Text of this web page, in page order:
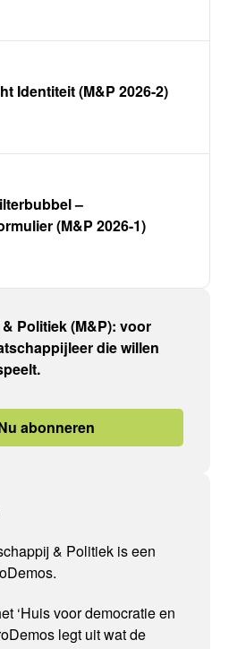
Identiteit (M&P 2026-2)
–
(M&P 2026-1)
Politiek (M&P): voor
die willen
abonneren
& Politiek is een
‘Huis voor democratie en
legt uit wat de